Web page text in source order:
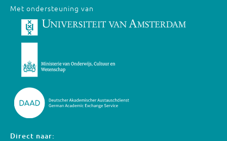
Met ondersteuning van
Direct naar: